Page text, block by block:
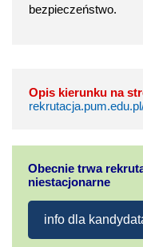
bezpieczeństwo.
Opis kierunku na
Obecnie trwa
niestacjonarne
info dla